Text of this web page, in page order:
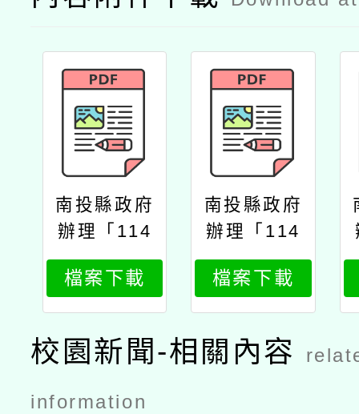
南投縣政府
辦理「114
年度教師專
業成長研習
實施計畫夢
的n次方素
養工作坊–
中二區南投
檔案下載
南投縣政府
辦理「114
年度教師專
業成長研習
實施計畫夢
的n次方素
養工作坊–
檔案下載
校園新聞-相關內容
information